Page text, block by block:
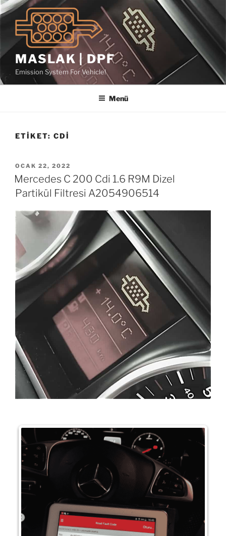
İçeriğe
geç
MASLAK | DPF
Emission System For Vehicle!
Menü
ETIKET: CDI
YAYIM
TARIHI
OCAK 22, 2022
Mercedes C 200 Cdi 1.6 R9M Dizel
Partikül Filtresi A2054906514